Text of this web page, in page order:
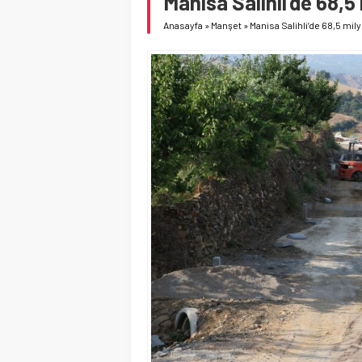
Anasayfa » Manşet » Manisa Salihli’de 68,5